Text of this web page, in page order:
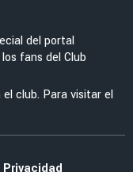
del portal
fans del Club
club. Para visitar el